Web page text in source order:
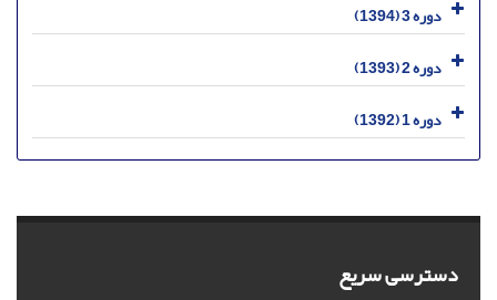
دوره 3 (1394)
دوره 2 (1393)
دوره 1 (1392)
دسترسی سریع